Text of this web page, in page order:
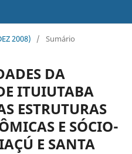
2008) / Sumário
DA
ITUIUTABA
ESTRUTURAS
E SÓCIO-
E SANTA